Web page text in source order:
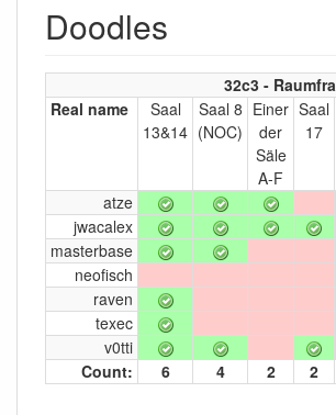
Doodles
32c3 -
Real name
Saal
13&14
Saal 8
(NOC)
Einer
der
Säle
A-F
Saal
17
atze
jwacalex
masterbase
neofisch
raven
texec
v0tti
Count:
6 4 2 2